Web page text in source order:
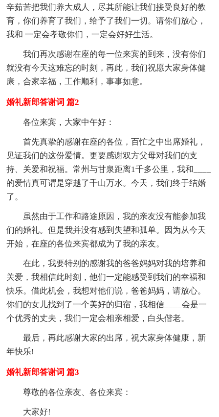
辛茹苦把我们养大成人，尽其所能让我们接受良好的教
育，你们养育了我们，给予了我们一切。请你们放心，
我和 一定会孝敬你们，一定会好好生活。
我们再次感谢在座的每一位来宾的到来，没有你们
就没有今天这难忘的时刻，再此，我们祝愿大家身体健
康，合家幸福，工作顺利，事事如意。
婚礼新郎答谢词 篇2
各位来宾，大家中午好：
首先真挚的感谢在座的各位，百忙之中出席婚礼，
见证我们的这份爱情。更要感谢双方父母对我们的支
持、关爱和祝福。常州与甘泉距离1千多公里，我和____
的爱情真可谓是穿越了千山万水。今天，我们终于结婚
了。
虽然由于工作和路途原因，我的亲友没有能参加我
们的婚礼。但是我并没有感到失望和孤单。因为从今天
开始，在座的各位来宾都成为了我的亲友。
在此，我要特别的感谢我的爸爸妈妈对我的培养和
关爱，我相信此时刻，他们一定能感受到我们的幸福和
快乐。借此机会，我想对他们说，爸爸妈妈，请放心。
你们的女儿找到了一个美好的归宿，我相信____会是一
个优秀的丈夫，我们一定会相亲相爱，白头偕老。
最后，再此感谢大家的出席，祝大家身体健康，新
年快乐!
婚礼新郎答谢词 篇3
尊敬的各位亲友、各位来宾：
大家好!